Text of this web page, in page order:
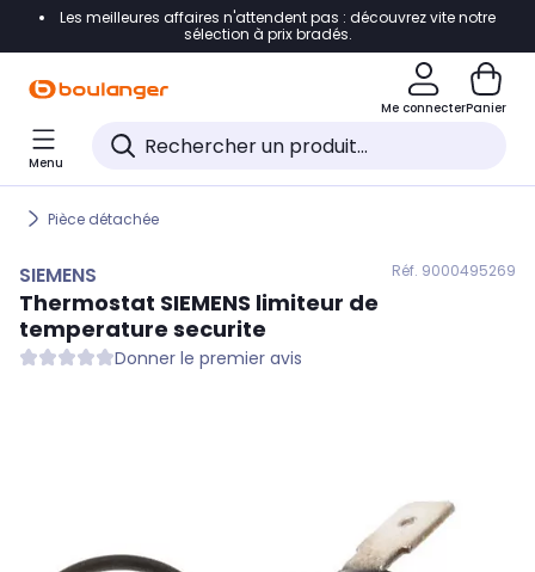
Accéder directement à la navigation
Accéder directement au pied de page
Accéder directement au chatbot
Les meilleures affaires n'attendent pas : découvrez vite notre
sélection à prix bradés.
Me connecterPanier
Menu
Pièce détachée
SIEMENS Réf. 9000495269
Thermostat SIEMENS limiteur de
temperature securite
Donner le premier avis